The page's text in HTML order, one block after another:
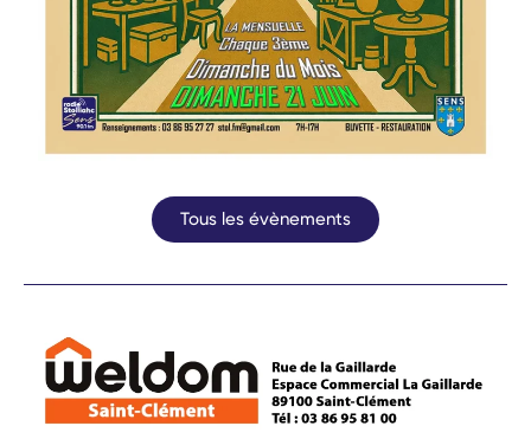
Tous les évènements